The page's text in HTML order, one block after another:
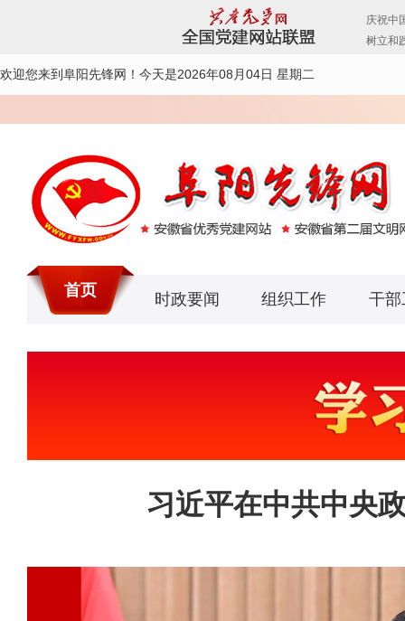
欢迎您来到阜阳先锋网！ 今天是2026年08月04日 星期二
首页 时政要闻 组织工作 干部
习近平在中共中央